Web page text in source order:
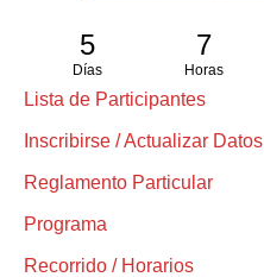
5
Días
7
Horas
Lista de Participantes
Inscribirse / Actualizar Datos
Reglamento Particular
Programa
Recorrido / Horarios